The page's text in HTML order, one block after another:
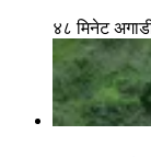
४८ मिनेट